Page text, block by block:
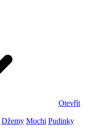
Otevřít
Džemy Mochi Pudinky